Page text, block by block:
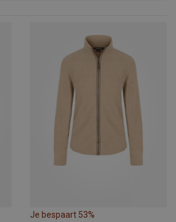
Je bespaart 53%